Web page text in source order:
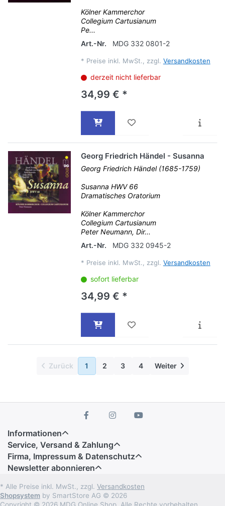
Kölner Kammerchor
Collegium Cartusianum
Pe...
Art.-Nr.
MDG 332 0801-2
* Preise inkl. MwSt., zzgl. Versandkosten
derzeit nicht lieferbar
34,99 € *
Georg Friedrich Händel - Susanna
Georg Friedrich Händel (1685-1759)
Susanna HWV 66
Dramatisches Oratorium
Kölner Kammerchor
Collegium Cartusianum
Peter Neumann, Dir...
Art.-Nr.
MDG 332 0945-2
* Preise inkl. MwSt., zzgl. Versandkosten
sofort lieferbar
34,99 € *
Zurück 1 2 3 4 Weiter
Informationen
Service, Versand & Zahlung
Firma, Impressum & Datenschutz
Newsletter abonnieren
* Alle Preise inkl. MwSt., zzgl. Versandkosten
Shopsystem by SmartStore AG © 2026